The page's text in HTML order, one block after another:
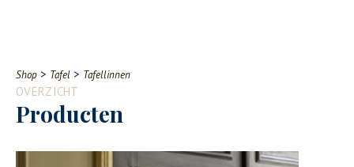
Contact
Shop > Tafel > Tafellinnen
OVERZICHT
Producten